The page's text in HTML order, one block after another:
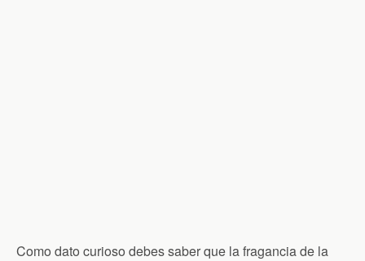
Como dato curioso debes saber que la fragancia de la